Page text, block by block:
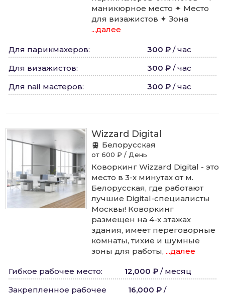
маникюрное место ✦ Место
для визажистов ✦ Зона
...далее
Для парикмахеров: 300 ₽ / час
Для визажистов: 300 ₽ / час
Для nail мастеров: 300 ₽ / час
Wizzard Digital
Белорусская
от 600 ₽ / День
Коворкинг Wizzard Digital - это
место в 3-х минутах от м.
Белорусская, где работают
лучшие Digital-специалисты
Москвы! Коворкинг
размещен на 4-х этажах
здания, имеет переговорные
комнаты, тихие и шумные
зоны для работы, ...далее
Гибкое рабочее место: 12,000 ₽ / месяц
Закрепленное рабочее
16,000 ₽ /